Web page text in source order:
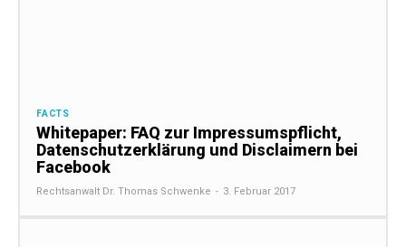
FACTS
Whitepaper: FAQ zur Impressumspflicht,
Datenschutzerklärung und Disclaimern bei
Facebook
Rechtsanwalt Dr. Thomas Schwenke - 3. Februar 2017